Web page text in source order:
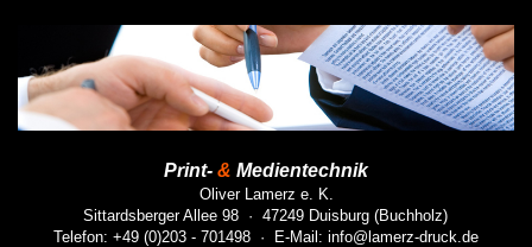
Print- & Medientechnik
Oliver Lamerz e. K.
Sittardsberger Allee 98 · 47249 Duisburg (Buchholz)
Telefon: +49 (0)203 - 701498 · E-Mail: info@lamerz-druck.de